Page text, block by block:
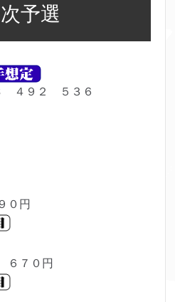
予選
４９２ ５３６
０円
６７０円